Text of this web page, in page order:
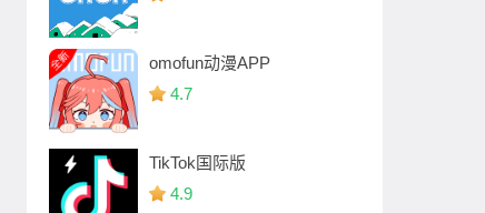
omofun动漫APP
4.7
TikTok国际版
4.9